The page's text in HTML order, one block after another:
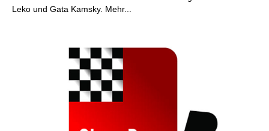
Leko und Gata Kamsky. Mehr...